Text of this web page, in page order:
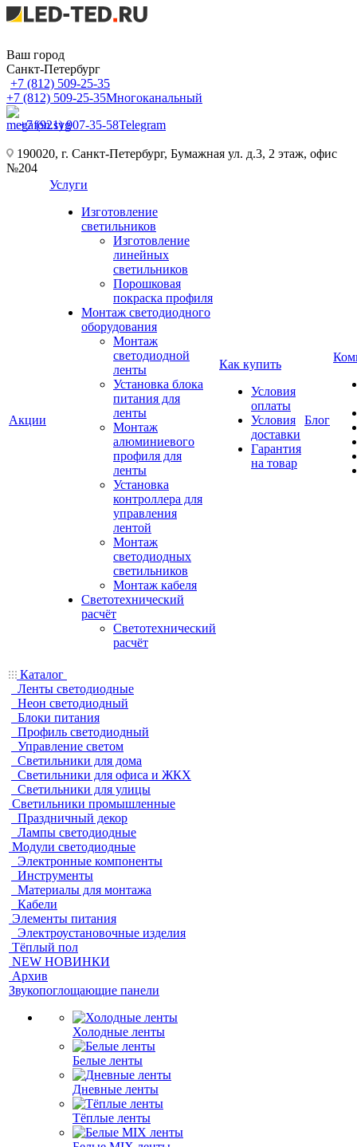
Ваш город
Санкт-Петербург
+7 (812) 509-25-35
+7 (812) 509-25-35Многоканальный
+7 (921) 907-35-58Telegram
190020, г. Санкт-Петербург, Бумажная ул. д.3, 2 этаж, офис
№204
Акции
Услуги
Изготовление
светильников
Изготовление
линейных
светильников
Порошковая
покраска профиля
Монтаж светодиодного
оборудования
Монтаж
светодиодной
ленты
Установка блока
питания для
ленты
Монтаж
алюминиевого
профиля для
ленты
Установка
контроллера для
управления
лентой
Монтаж
светодиодных
светильников
Монтаж кабеля
Светотехнический
расчёт
Светотехнический
расчёт
Как купить
Условия
оплаты
Условия
доставки
Гарантия
на товар
Блог
Каталог
Ленты светодиодные
Неон светодиодный
Блоки питания
Профиль светодиодный
Управление светом
Светильники для дома
Светильники для офиса и ЖКХ
Светильники для улицы
Светильники промышленные
Праздничный декор
Лампы светодиодные
Модули светодиодные
Электронные компоненты
Инструменты
Материалы для монтажа
Кабели
Элементы питания
Электроустановочные изделия
Тёплый пол
NEW НОВИНКИ
Архив
Звукопоглощающие панели
Холодные ленты
Белые ленты
Дневные ленты
Тёплые ленты